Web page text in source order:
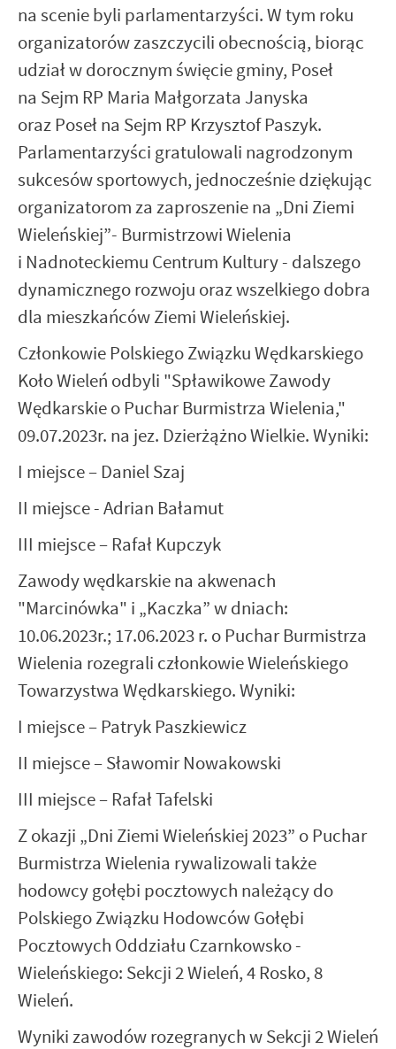
na scenie byli parlamentarzyści. W tym roku
organizatorów zaszczycili obecnością, biorąc
udział w dorocznym święcie gminy, Poseł
na Sejm RP Maria Małgorzata Janyska
oraz Poseł na Sejm RP Krzysztof Paszyk.
Parlamentarzyści gratulowali nagrodzonym
sukcesów sportowych, jednocześnie dziękując
organizatorom za zaproszenie na „Dni Ziemi
Wieleńskiej”- Burmistrzowi Wielenia
i Nadnoteckiemu Centrum Kultury - dalszego
dynamicznego rozwoju oraz wszelkiego dobra
dla mieszkańców Ziemi Wieleńskiej.
Członkowie Polskiego Związku Wędkarskiego
Koło Wieleń odbyli "Spławikowe Zawody
Wędkarskie o Puchar Burmistrza Wielenia,"
09.07.2023r. na jez. Dzierżążno Wielkie. Wyniki:
I miejsce – Daniel Szaj
II miejsce - Adrian Bałamut
III miejsce – Rafał Kupczyk
Zawody wędkarskie na akwenach
"Marcinówka" i „Kaczka” w dniach:
10.06.2023r.; 17.06.2023 r. o Puchar Burmistrza
Wielenia rozegrali członkowie Wieleńskiego
Towarzystwa Wędkarskiego. Wyniki:
I miejsce – Patryk Paszkiewicz
II miejsce – Sławomir Nowakowski
III miejsce – Rafał Tafelski
Z okazji „Dni Ziemi Wieleńskiej 2023” o Puchar
Burmistrza Wielenia rywalizowali także
hodowcy gołębi pocztowych należący do
Polskiego Związku Hodowców Gołębi
Pocztowych Oddziału Czarnkowsko -
Wieleńskiego: Sekcji 2 Wieleń, 4 Rosko, 8
Wieleń.
Wyniki zawodów rozegranych w Sekcji 2 Wieleń